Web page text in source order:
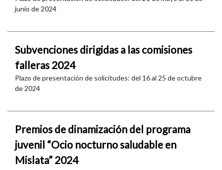
junio de 2024
Subvenciones dirigidas a las comisiones
falleras 2024
Plazo de presentación de solicitudes: del 16 al 25 de octubre
de 2024
Premios de dinamización del programa
juvenil “Ocio nocturno saludable en
Mislata” 2024